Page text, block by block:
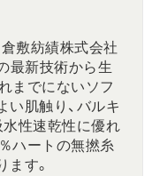
敷紡績株式会社
最新技術から生
までにないソフ
い肌触り、バルキ
水性速乾性に優れ
ハートの無撚糸
す。